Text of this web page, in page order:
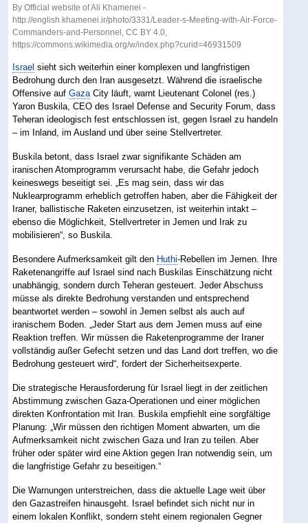
By Official website of Ali Khamenei -
http://english.khamenei.ir/photo/3331/Leader-s-Meeting-with-Air-Force-
Commanders-and-Personnel, CC BY 4.0,
https://commons.wikimedia.org/w/index.php?curid=46931509
Israel sieht sich weiterhin einer komplexen und langfristigen
Bedrohung durch den Iran ausgesetzt. Während die israelische
Offensive aufGazaCity läuft, warnt Lieutenant Colonel (res.)
Yaron Buskila, CEO des Israel Defense and Security Forum, dass
Teheran ideologisch fest entschlossen ist, gegen Israel zu handeln
– im Inland, im Ausland und über seine Stellvertreter.
Buskila betont, dass Israel zwar signifikante Schäden am
iranischen Atomprogramm verursacht habe, die Gefahr jedoch
keineswegs beseitigt sei. „Es mag sein, dass wir das
Nuklearprogramm erheblich getroffen haben, aber die Fähigkeit der
Iraner, ballistische Raketen einzusetzen, ist weiterhin intakt –
ebenso die Möglichkeit, Stellvertreter in Jemen und Irak zu
mobilisieren“, so Buskila.
Besondere Aufmerksamkeit gilt den Huthi-Rebellen im Jemen. Ihre
Raketenangriffe auf Israel sind nach Buskilas Einschätzung nicht
unabhängig, sondern durch Teheran gesteuert. Jeder Abschuss
müsse als direkte Bedrohung verstanden und entsprechend
beantwortet werden – sowohl in Jemen selbst als auch auf
iranischem Boden. „Jeder Start aus dem Jemen muss auf eine
Reaktion treffen. Wir müssen die Raketenprogramme der Iraner
vollständig außer Gefecht setzen und das Land dort treffen, wo die
Bedrohung gesteuert wird“, fordert der Sicherheitsexperte.
Die strategische Herausforderung für Israel liegt in der zeitlichen
Abstimmung zwischen Gaza-Operationen und einer möglichen
direkten Konfrontation mit Iran. Buskila empfiehlt eine sorgfältige
Planung: „Wir müssen den richtigen Moment abwarten, um die
Aufmerksamkeit nicht zwischen Gaza und Iran zu teilen. Aber
früher oder später wird eine Aktion gegen Iran notwendig sein, um
die langfristige Gefahr zu beseitigen.“
Die Warnungen unterstreichen, dass die aktuelle Lage weit über
den Gazastreifen hinausgeht. Israel befindet sich nicht nur in
einem lokalen Konflikt, sondern steht einem regionalen Gegner